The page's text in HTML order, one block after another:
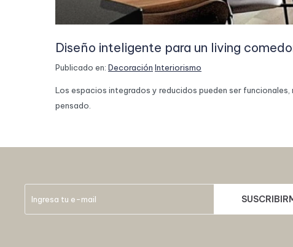
Diseño inteligente para un living
Publicado en: Decoración Interiorismo
Los espacios integrados y reducidos pueden ser
pensado.